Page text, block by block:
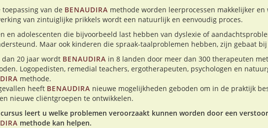
toepassing van de BENAUDIRA methode worden leerprocessen makkelijker
van zintuiglijke prikkels wordt een natuurlijk en eenvoudig proces.
en adolescenten die bijvoorbeeld last hebben van dyslexie of
Maar ook kinderen die spraak-taalproblemen hebben, zijn gebaat
dan 20 jaar wordt BENAUDIRA in 8 landen door meer dan 300 therapeuten
Logopedisten, remedial teachers, ergotherapeuten, psychologen en
methode.
heeft BENAUDIRA nieuwe mogelijkheden geboden om in de praktijk
nieuwe cliëntgroepen te ontwikkelen.
cursus leert u welke problemen veroorzaakt kunnen worden door een
methode kan helpen.